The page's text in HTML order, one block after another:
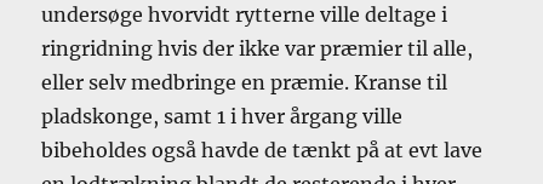
undersøge hvorvidt rytterne ville deltage i
ringridning hvis der ikke var præmier til alle,
eller selv medbringe en præmie. Kranse til
pladskonge, samt 1 i hver årgang ville
bibeholdes også havde de tænkt på at evt lave